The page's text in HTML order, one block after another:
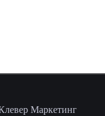
Маркетинг